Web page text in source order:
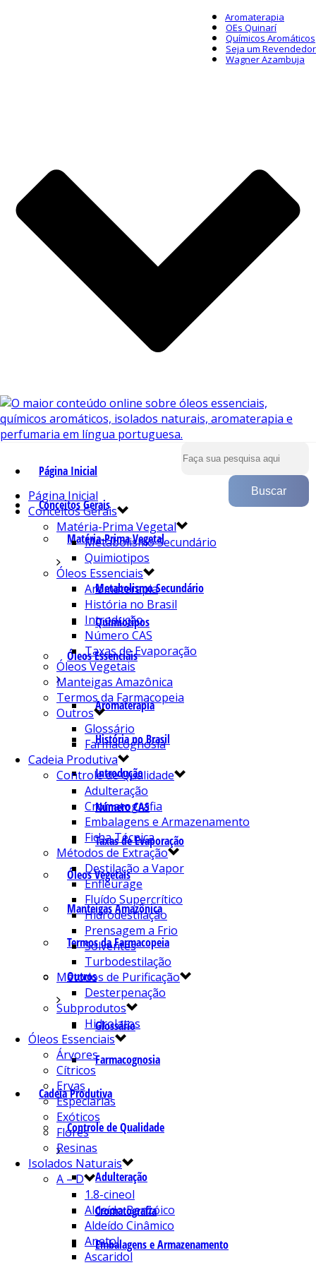
Aromaterapia
OEs Quinarí
Químicos Aromáticos
Seja um Revendedor
Wagner Azambuja
Página Inicial
Conceitos Gerais
Matéria-Prima Vegetal
Metabolismo Secundário
Quimiotipos
Óleos Essenciais
Aromaterapia
História no Brasil
Introdução
Número CAS
Taxas de Evaporação
Óleos Vegetais
Manteigas Amazônica
Termos da Farmacopeia
Outros
Glossário
Farmacognosia
Cadeia Produtiva
Controle de Qualidade
Adulteração
Cromatografia
Embalagens e Armazenamento
Página Inicial
Conceitos Gerais
Matéria-Prima Vegetal
Metabolismo Secundário
Quimiotipos
Óleos Essenciais
Aromaterapia
História no Brasil
Introdução
Número CAS
Taxas de Evaporação
Óleos Vegetais
Manteigas Amazônica
Termos da Farmacopeia
Outros
Glossário
Farmacognosia
Cadeia Produtiva
Controle de Qualidade
Adulteração
Cromatografia
Embalagens e Armazenamento
Ficha Técnica
Métodos de Extração
Destilação a Vapor
Enfleurage
Fluído Supercrítico
Hidrodestilação
Prensagem a Frio
Solventes
Turbodestilação
Métodos de Purificação
Desterpenação
Subprodutos
Hidrolatos
Óleos Essenciais
Árvores
Cítricos
Ervas
Especiarias
Exóticos
Flores
Resinas
Isolados Naturais
A – D
1.8-cineol
Aldeído Benzóico
Aldeído Cinâmico
Anetol
Ascaridol